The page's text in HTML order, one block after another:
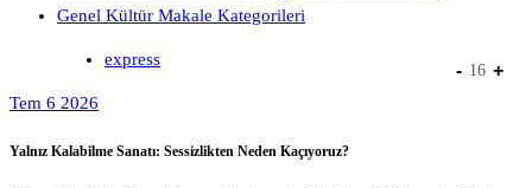
Genel Kültür Makale Kategorileri
express
Tem 6 2026
Yalnız Kalabilme Sanatı: Sessizlikten Neden Kaçıyoruz?
- 16 +